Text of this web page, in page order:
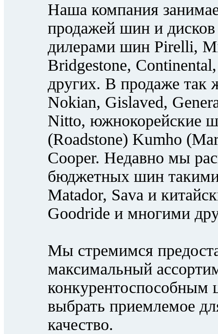
Наша компания
продажей шин и
дилерами шин Pirelli,
Bridgestone,
других. В продаже
Nokian, Gislaved,
Nitto, южнокорейские
(Roadstone) Kumho
Cooper. Недавно мы
бюджетных шин
Matador, Sava и
Goodride и многими
Мы стремимся
максимальный
конкурентоспособным
выбрать приемлемое
качество.